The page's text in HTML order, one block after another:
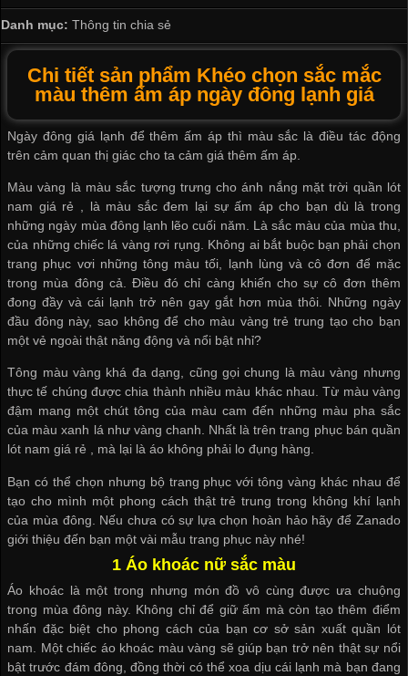
Danh mục: Thông tin chia sẻ
Chi tiết sản phẩm Khéo chọn sắc mắc
màu thêm ấm áp ngày đông lạnh giá
Ngày đông giá lạnh để thêm ấm áp thì màu sắc là điều tác động
trên cảm quan thị giác cho ta cảm giá thêm ấm áp.
Màu vàng là màu sắc tượng trưng cho ánh nắng mặt trời quần lót
nam giá rẻ , là màu sắc đem lại sự ấm áp cho bạn dù là trong
những ngày mùa đông lạnh lẽo cuối năm. Là sắc màu của mùa thu,
của những chiếc lá vàng rơi rụng. Không ai bắt buộc bạn phải chọn
trang phục vơi những tông màu tối, lạnh lùng và cô đơn để mặc
trong mùa đông cả. Điều đó chỉ càng khiến cho sự cô đơn thêm
đong đầy và cái lạnh trở nên gay gắt hơn mùa thôi. Những ngày
đầu đông này, sao không để cho màu vàng trẻ trung tạo cho bạn
một vẻ ngoài thật năng động và nổi bật nhỉ?
Tông màu vàng khá đa dạng, cũng gọi chung là màu vàng nhưng
thực tế chúng được chia thành nhiều màu khác nhau. Từ màu vàng
đậm mang một chút tông của màu cam đến những màu pha sắc
của màu xanh lá như vàng chanh. Nhất là trên trang phục bán quần
lót nam giá rẻ , mà lại là áo không phải lo đụng hàng.
Bạn có thể chọn nhưng bộ trang phục với tông vàng khác nhau để
tạo cho mình một phong cách thật trẻ trung trong không khí lạnh
của mùa đông. Nếu chưa có sự lựa chọn hoàn hảo hãy để Zanado
giới thiệu đến bạn một vài mẫu trang phục này nhé!
1 Áo khoác nữ sắc màu
Áo khoác là một trong nhưng món đồ vô cùng được ưa chuộng
trong mùa đông này. Không chỉ để giữ ấm mà còn tạo thêm điểm
nhấn đặc biệt cho phong cách của bạncơ sở sản xuất quần lót
nam . Một chiếc áo khoác màu vàng sẽ giúp bạn trở nên thật sự nổi
bật trước đám đông, đồng thời có thể xoa dịu cái lạnh mà bạn đang